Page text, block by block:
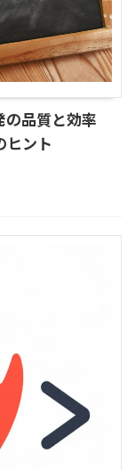
の品質と効率
ヒント